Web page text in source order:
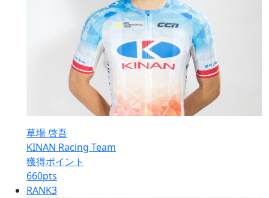
草場 啓吾
KINAN Racing Team
獲得ポイント
660pts
RANK3